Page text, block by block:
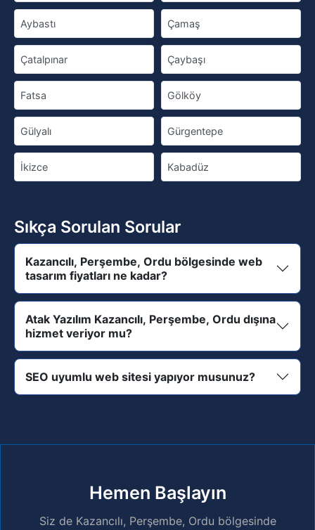
Aybastı Çamaş
Çatalpınar Çaybaşı
Fatsa Gölköy
Gülyalı Gürgentepe
İkizce Kabadüz
Sıkça Sorulan Sorular
Kazancılı, Perşembe, Ordu bölgesinde web
tasarım fiyatları ne kadar?
Atak Yazılım Kazancılı, Perşembe, Ordu dışına
hizmet veriyor mu?
SEO uyumlu web sitesi yapıyor musunuz?
Hemen Başlayın
Siz de Kazancılı, Perşembe, Ordu bölgesinde